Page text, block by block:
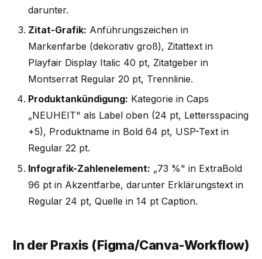
darunter.
Zitat-Grafik: Anführungszeichen in
Markenfarbe (dekorativ groß), Zitattext in
Playfair Display Italic 40 pt, Zitatgeber in
Montserrat Regular 20 pt, Trennlinie.
Produktankündigung: Kategorie in Caps
„NEUHEIT" als Label oben (24 pt, Lettersspacing
+5), Produktname in Bold 64 pt, USP-Text in
Regular 22 pt.
Infografik-Zahlenelement: „73 %" in ExtraBold
96 pt in Akzentfarbe, darunter Erklärungstext in
Regular 24 pt, Quelle in 14 pt Caption.
In der Praxis (Figma/Canva-Workflow)